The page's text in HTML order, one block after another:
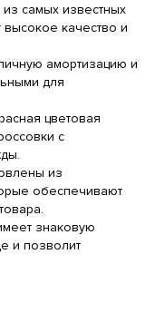
самых известных
высокое качество и
амортизацию и
для
цветовая
с
из
обеспечивают
знаковую
и позволит